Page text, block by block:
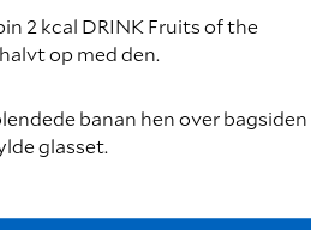
2 kcal DRINK Fruits of the
op med den.
banan hen over bagsiden
glasset.